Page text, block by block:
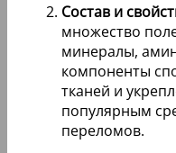
Состав и
множество
минералы,
компоненты
тканей и
популярным
переломов.